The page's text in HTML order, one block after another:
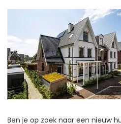
Ben je op zoek naar een nieuw